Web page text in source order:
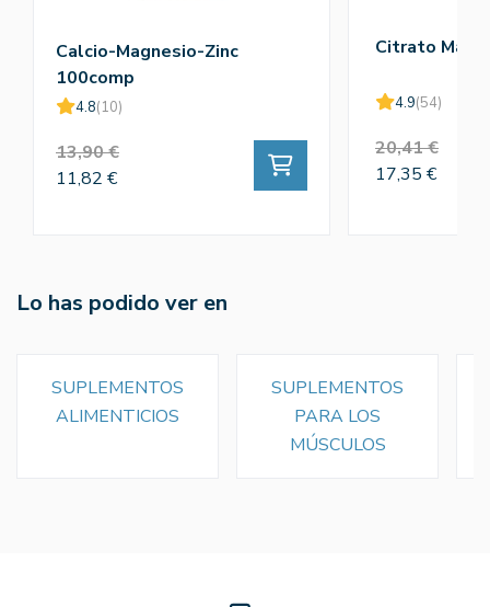
Calcio-Magnesio-Zinc
100comp
4.8(10)
13,90 €
11,82 €
Citrato
4.9(54)
20,41 €
17,35 €
Lo has podido ver en
SUPLEMENTOS
ALIMENTICIOS
SUPLEMENTOS
PARA LOS
MÚSCULOS